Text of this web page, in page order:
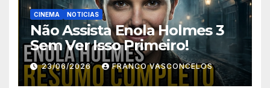
CINEMA NOTICIAS
Não Assista Enola Holmes 3
Sem Ver Isso Primeiro!
23/06/2026 FRANCO VASCONCELOS